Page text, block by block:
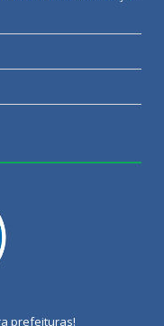
prefeituras!